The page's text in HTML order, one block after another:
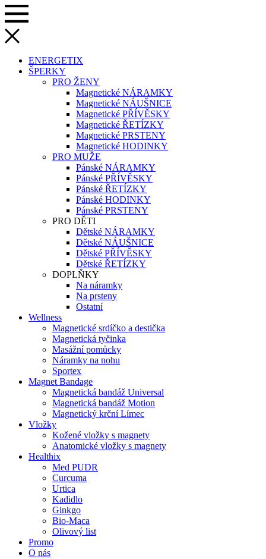
ENERGETIX
ŠPERKY
PRO ŽENY
Magnetické NÁRAMKY
Magnetické NÁUŠNICE
Magnetické PŘÍVĚSKY
Magnetické ŘETÍZKY
Magnetické PRSTENY
Magnetické HODINKY
PRO MUŽE
Pánské NÁRAMKY
Pánské PŘÍVĚSKY
Pánské ŘETÍZKY
Pánské HODINKY
Pánské PRSTENY
PRO DĚTI
Dětské NÁRAMKY
Dětské NÁUŠNICE
Dětské PŘÍVĚSKY
Dětské ŘETÍZKY
DOPLŇKY
Na náramky
Na prsteny
Ostatní
Wellness
Magnetické srdíčko a destička
Magnetická tyčinka
Masážní pomůcky
Náramky na nohu
Sportex
Magnet Bandage
Magnetická bandáž Universal
Magnetická bandáž Motion
Magnetický krční Límec
Vložky
Kožené vložky s magnety
Anatomické vložky s magnety
Healthix
Med PUDR
Curcuma
Urtica
Kadidlo
Ginkgo
Bio-Maca
Olivový list
Promo
O nás